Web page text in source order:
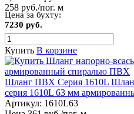
258 руб./пог. м
Цена за бухту:
7230 руб.
Купить В корзине
Шланг ПВХ Серия 1610L
серия 1610L 63 мм
Артикул: 1610L63